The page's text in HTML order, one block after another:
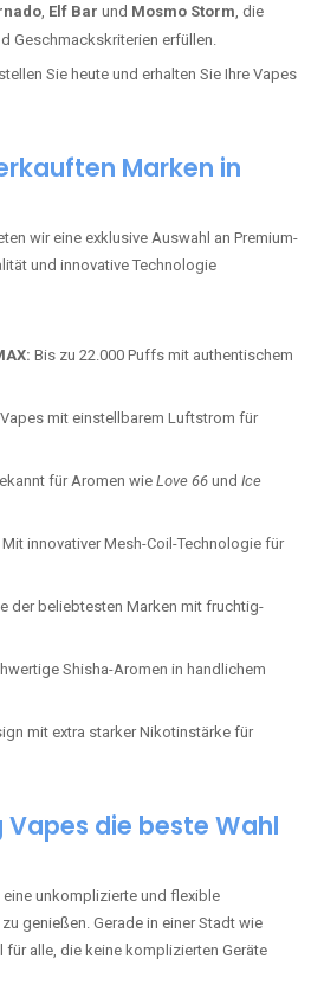
, Elf Bar und Mosmo Storm, die
Geschmackskriterien erfüllen.
Sie heute und erhalten Sie Ihre Vapes
Marken in
wir eine exklusive Auswahl an Premium-
und innovative Technologie
Bis zu 22.000 Puffs mit authentischem
mit einstellbarem Luftstrom für
für Aromen wieLove 66 und Ice
Mit innovativer Mesh-Coil-Technologie für
der beliebtesten Marken mit fruchtig-
Shisha-Aromen in handlichem
mit extra starker Nikotinstärke für
Vapes die beste Wahl
unkomplizierte und flexible
genießen. Gerade in einer Stadt wie
für alle, die keine komplizierten Geräte